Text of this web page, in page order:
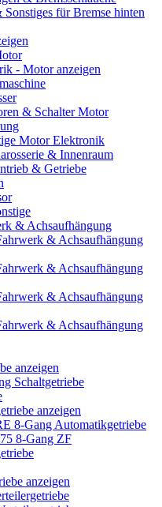
für Bremse hinten
- Motor anzeigen
& Schalter Motor
Motor Elektronik
& Innenraum
& Getriebe
& Achsaufhängung
& Achsaufhängung
& Achsaufhängung
& Achsaufhängung
& Achsaufhängung
anzeigen
Schaltgetriebe
anzeigen
8-Gang Automatikgetriebe
8-Gang ZF
anzeigen